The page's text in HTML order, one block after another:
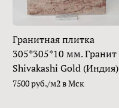
Гранитная плитка
305*305*10 мм. Гранит
Shivakashi Gold (Индия)
7500 руб./м2 в Мск